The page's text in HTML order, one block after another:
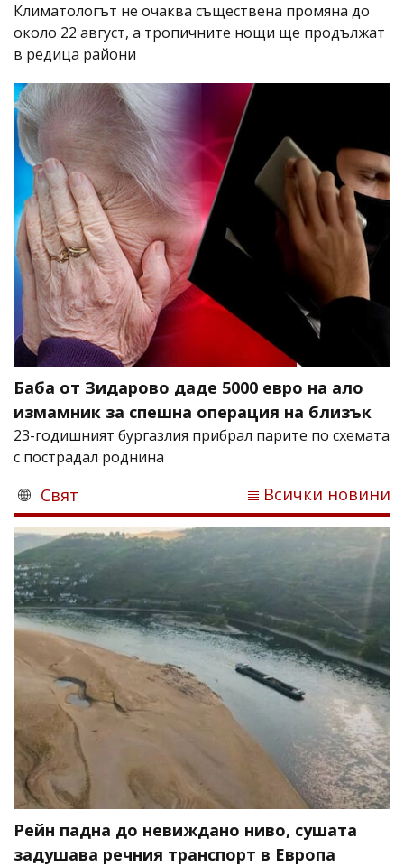
Климатологът не очаква съществена промяна до
около 22 август, а тропичните нощи ще продължат
в редица райони
Баба от Зидарово даде 5000 евро на ало
измамник за спешна операция на близък
23-годишният бургазлия прибрал парите по схемата
с пострадал роднина
Свят Всички новини
Рейн падна до невиждано ниво, сушата
задушава речния транспорт в Европа